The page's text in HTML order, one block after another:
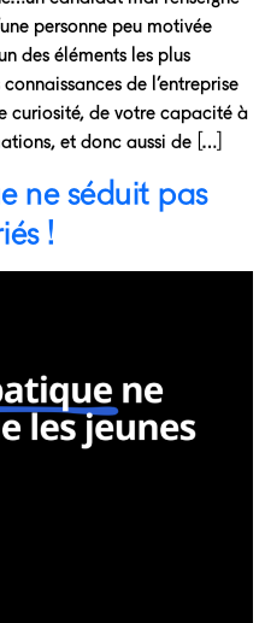
personne peu motivée
des éléments les plus
de l’entreprise
curiosité, de votre capacité à
et donc aussi de […]
ne séduit pas
!